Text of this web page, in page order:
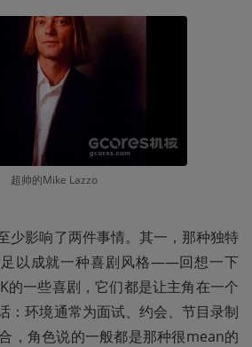
超帅的Mike Lazzo
少影响了两件事情。其一，那种独特
足以成就一种喜剧风格——回想一下
的一些喜剧，它们都是让主角在一个
：环境通常为面试、约会、节目录制
，角色说的一般都是那种很mean的